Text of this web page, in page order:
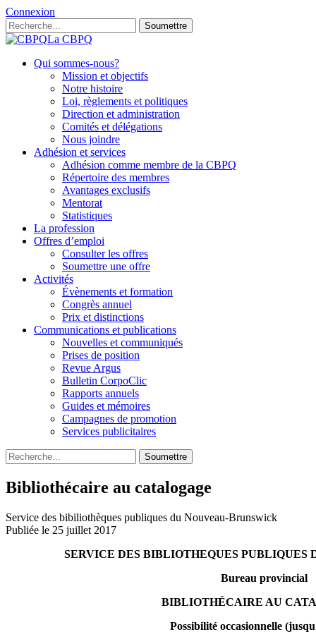
Connexion
Soumettre
La CBPQ
Qui sommes-nous?
Mission et objectifs
Notre histoire
Loi, règlements et politiques
Direction et administration
Comités et délégations
Nous joindre
Adhésion et services
Adhésion comme membre de la CBPQ
Répertoire des membres
Avantages exclusifs
Mentorat
Statistiques
La profession
Offres d’emploi
Consulter les offres
Soumettre une offre
Activités
Évènements et formation
Congrès annuel
Prix et distinctions
Communications et publications
Nouvelles et communiqués
Prises de position
Revue Argus
Bulletin CorpoClic
Rapports annuels
Guides et mémoires
Campagnes de promotion
Services publicitaires
Soumettre
Bibliothécaire au catalogage
Service des bibiliothèques publiques du Nouveau-Brunswick
Publiée le 25 juillet 2017
SERVICE DES BIBLIOTHEQUES PUBLIQUES
Bureau provincial
BIBLIOTHÉCAIRE AU
Possibilité occasionnelle